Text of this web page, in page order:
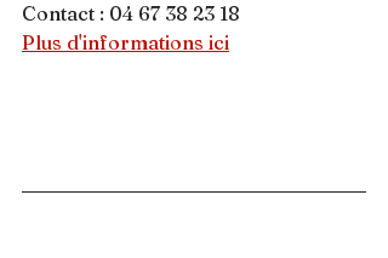
Contact : 04 67 38 23 18
Plus d'informations ici